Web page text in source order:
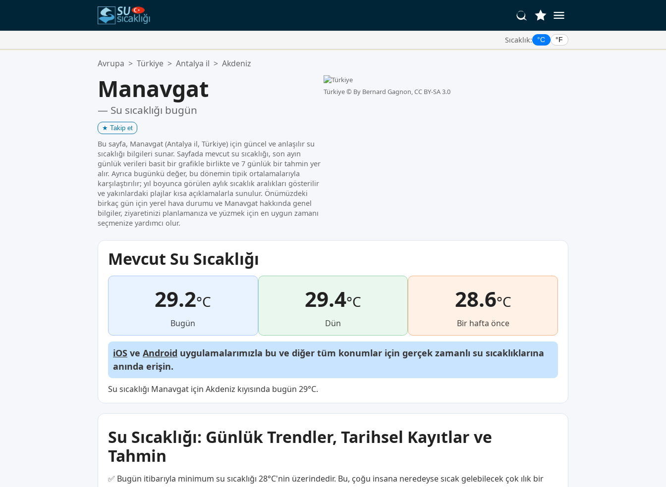
Sıcaklık: °C °F
Favori Konumlarınız:
Avrupa > Türkiye > Antalya il > Akdeniz
Manavgat
— Su sıcaklığı bugün
★ Takip et
Bu sayfa, Manavgat (Antalya il, Türkiye) için güncel ve anlaşılır su
sıcaklığı bilgileri sunar. Sayfada mevcut su sıcaklığı, son ayın
günlük verileri basit bir grafikle birlikte ve 7 günlük bir tahmin yer
alır. Ayrıca bugünkü değer, bu dönemin tipik ortalamalarıyla
karşılaştırılır; yıl boyunca görülen aylık sıcaklık aralıkları gösterilir
ve yakınlardaki plajlar kısa açıklamalarla sunulur. Önümüzdeki
birkaç gün için yerel hava durumu ve Manavgat hakkında genel
bilgiler, ziyaretinizi planlamanıza ve yüzmek için en uygun zamanı
seçmenize yardımcı olur.
Türkiye © By Bernard Gagnon, CC BY-SA 3.0
Mevcut Su Sıcaklığı
29.2°C
Bugün
29.4°C
Dün
28.6°C
Bir hafta önce
iOS ve Android uygulamalarımızla bu ve diğer tüm konumlar için gerçek zamanlı su sıcaklıklarına
anında erişin.
Su sıcaklığı Manavgat için Akdeniz kıyısında bugün 29°C.
Su Sıcaklığı: Günlük Trendler, Tarihsel Kayıtlar ve
Tahmin
✅ Bugün itibarıyla minimum su sıcaklığı 28°C'nin üzerindedir. Bu, çoğu insana neredeyse sıcak gelebilecek çok ılık bir